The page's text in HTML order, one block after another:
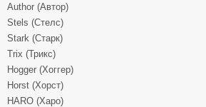
Author (Автор)
Stels (Стелс)
Stark (Старк)
Trix (Трикс)
Hogger (Хоггер)
Horst (Хорст)
HARO (Харо)